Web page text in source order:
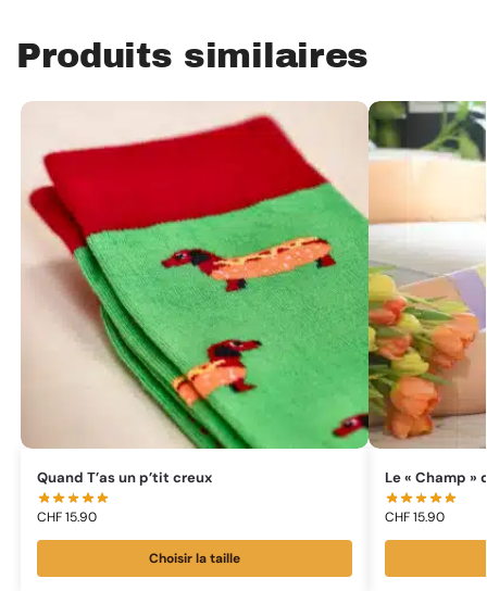
Produits similaires
Quand T’as un p’tit creux
CHF15.90
Choisir la taille
Le « Champ
CHF15.90